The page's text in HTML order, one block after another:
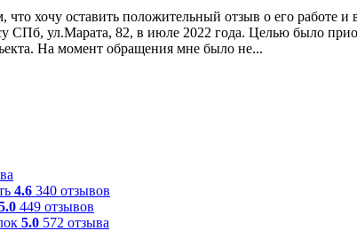
что хочу оставить положительный отзыв о его работе
СПб, ул.Марата, 82, в июле 2022 года. Целью было
На момент обращения мне было не...
4.6 340 отзывов
449 отзывов
5.0 572 отзыва